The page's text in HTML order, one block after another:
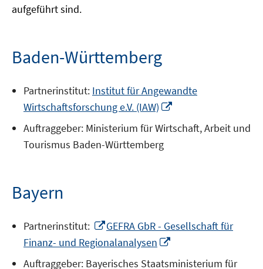
aufgeführt sind.
Baden-Württemberg
Partnerinstitut: Institut für Angewandte
Wirtschaftsforschung e.V. (IAW)
Fenster
Auftraggeber: Ministerium für Wirtschaft, Arbeit und
Tourismus Baden-Württemberg
Bayern
Partnerinstitut:
In
neuem
Fenster
GEFRA GbR - Gesellschaft für
Finanz- und Regionalanalysen
Auftraggeber: Bayerisches Staatsministerium für